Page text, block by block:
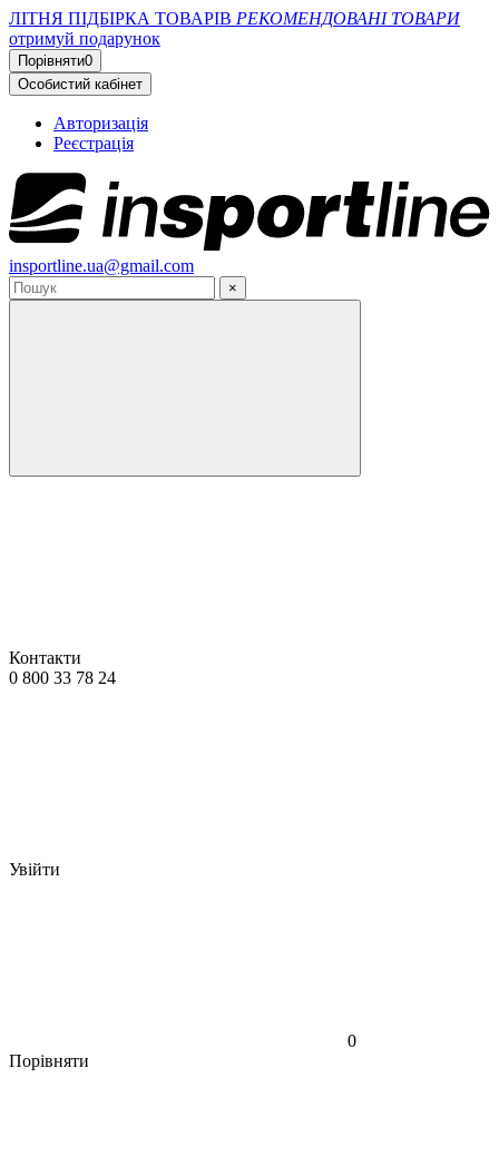
ЛІТНЯ ПІДБІРКА ТОВАРІВ РЕКОМЕНДОВАНІ ТОВАРИ
отримуй подарунок
Порівняти0
Особистий кабінет
Авторизація
Реєстрація
insportline.ua@gmail.com
×
Контакти
0 800 33 78 24
Увійти
0
Порівняти